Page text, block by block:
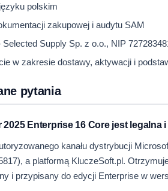
polskim
zakupowej i audytu SAM
Supply Sp. z o.o., NIP
w zakresie dostawy, aktywacji i
pytania
2025 Enterprise 16 Core jest legalna
kanału dystrybucji
a platformą KluczeSoft.pl.
i przypisany do edycji Enterprise w